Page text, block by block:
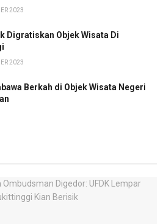
2023
Digratiskan Objek Wisata Di
2023
Berkah di Objek Wisata Negeri